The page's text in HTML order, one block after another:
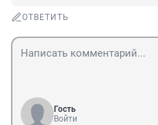
ОТВЕТИТЬ
Гость
Войти